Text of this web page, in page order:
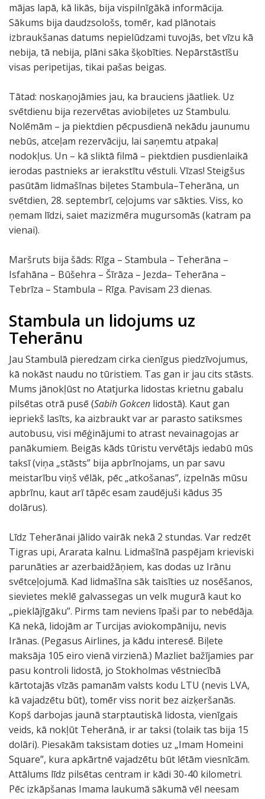
mājas lapā, kā likās, bija vispilnīgākā informācija.
Sākums bija daudzsološs, tomēr, kad plānotais
izbraukšanas datums nepielūdzami tuvojās, bet vīzu kā
nebija, tā nebija, plāni sāka šķobīties. Nepārstāstīšu
visas peripetijas, tikai pašas beigas.
Tātad: noskaņojāmies jau, ka brauciens jāatliek. Uz
svētdienu bija rezervētas aviobiļetes uz Stambulu.
Nolēmām – ja piektdien pēcpusdienā nekādu jaunumu
nebūs, atceļam rezervāciju, lai saņemtu atpakaļ
nodokļus. Un – kā sliktā filmā – piektdien pusdienlaikā
ierodas pastnieks ar ierakstītu vēstuli. Vīzas! Steigšus
pasūtām lidmašīnas biļetes Stambula–Teherāna, un
svētdien, 28. septembrī, ceļojums var sākties. Viss, ko
ņemam līdzi, saiet mazizmēra mugursomās (katram pa
vienai).
Maršruts bija šāds: Rīga – Stambula – Teherāna –
Isfahāna – Būšehra – Šīrāza – Jezda– Teherāna –
Tebrīza – Stambula – Rīga. Pavisam 23 dienas.
Stambula un lidojums uz
Teherānu
Jau Stambulā pieredzam cirka cienīgus piedzīvojumus,
kā nokāst naudu no tūristiem. Tas gan ir jau cits stāsts.
Mums jānokļūst no Atatjurka lidostas krietnu gabalu
pilsētas otrā pusē (Sabih Gokcen lidostā). Kaut gan
iepriekš lasīts, ka aizbraukt var ar parasto satiksmes
autobusu, visi mēģinājumi to atrast nevainagojas ar
panākumiem. Beigās kāds tūristu vervētājs iedabū mūs
taksī (viņa „stāsts” bija apbrīnojams, un par savu
meistarību viņš vēlāk, pēc „atkošanas”, izpelnās mūsu
apbrīnu, kaut arī tāpēc esam zaudējuši kādus 35
dolārus).
Līdz Teherānai jālido vairāk nekā 2 stundas. Var redzēt
Tigras upi, Ararata kalnu. Lidmašīnā paspējam krieviski
parunāties ar azerbaidžāņiem, kas dodas uz Irānu
svētceļojumā. Kad lidmašīna sāk taisīties uz nosēšanos,
sievietes meklē galvassegas un velk mugurā kaut ko
„pieklājīgāku”. Pirms tam neviens īpaši par to nebēdāja.
Kā nekā, lidojām ar Turcijas aviokompāniju, nevis
Irānas. (Pegasus Airlines, ja kādu interesē. Biļete
maksāja 105 eiro vienā virzienā.) Mazliet bažījamies par
pasu kontroli lidostā, jo Stokholmas vēstniecībā
kārtotajās vīzās pamanām valsts kodu LTU (nevis LVA,
kā vajadzētu būt), tomēr viss norit bez aizķeršanās.
Kopš darbojas jaunā starptautiskā lidosta, vienīgais
veids, kā nokļūt Teherānā, ir ar taksi (tolaik tas bija 15
dolāri). Piesakām taksistam doties uz „Imam Homeini
Square”, kura apkārtnē vajadzētu būt lētām viesnīcām.
Attālums līdz pilsētas centram ir kādi 30-40 kilometri.
Pēc izkāpšanas Imama laukumā sākumā vēl neesam